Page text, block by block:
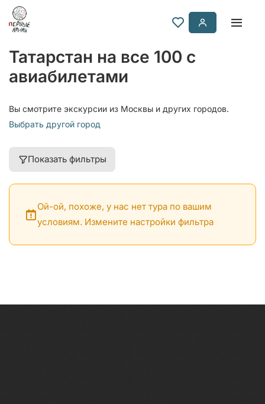
Татарстан на все 100 с
авиабилетами
Вы смотрите экскурсии из Москвы и других городов.
Выбрать другой город
Показать фильтры
Ой-ой, похоже, у нас нет тура по вашим
условиям. Измените настройки фильтра